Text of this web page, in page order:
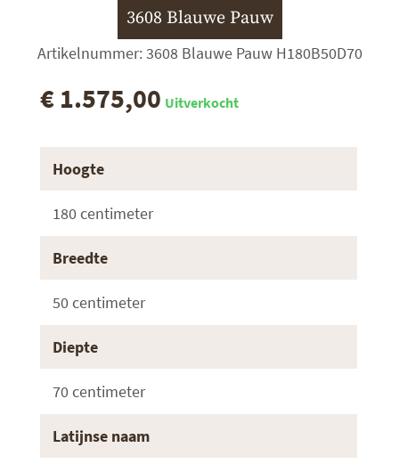
3608 Blauwe Pauw
Artikelnummer: 3608 Blauwe Pauw H180B50D70
€ 1.575,00 Uitverkocht
Hoogte
180 centimeter
Breedte
50 centimeter
Diepte
70 centimeter
Latijnse naam